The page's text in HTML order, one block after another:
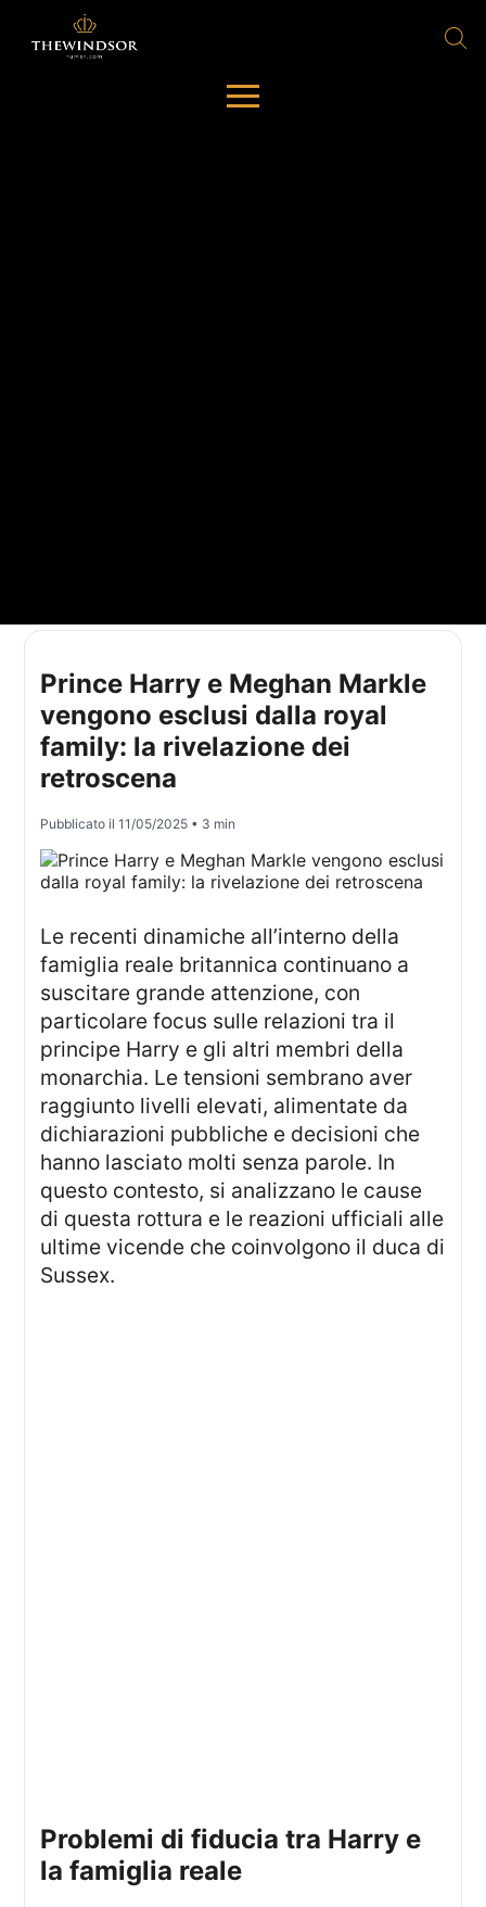
Prince Harry e Meghan Markle
vengono esclusi dalla royal
family: la rivelazione dei
retroscena
Pubblicato il11/05/2025 • 3 min
Le recenti dinamiche all’interno della
famiglia reale britannica continuano a
suscitare grande attenzione, con
particolare focus sulle relazioni tra il
principe Harry e gli altri membri della
monarchia. Le tensioni sembrano aver
raggiunto livelli elevati, alimentate da
dichiarazioni pubbliche e decisioni che
hanno lasciato molti senza parole. In
questo contesto, si analizzano le cause
di questa rottura e le reazioni ufficiali alle
ultime vicende che coinvolgono il duca di
Sussex.
problemi di fiducia tra Harry e
la famiglia reale